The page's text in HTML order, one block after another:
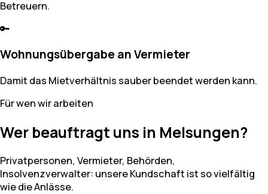
Betreuern.
🔑
Wohnungsübergabe an Vermieter
Damit das Mietverhältnis sauber beendet werden kann.
Für wen wir arbeiten
Wer beauftragt uns in Melsungen?
Privatpersonen, Vermieter, Behörden,
Insolvenzverwalter: unsere Kundschaft ist so vielfältig
wie die Anlässe.